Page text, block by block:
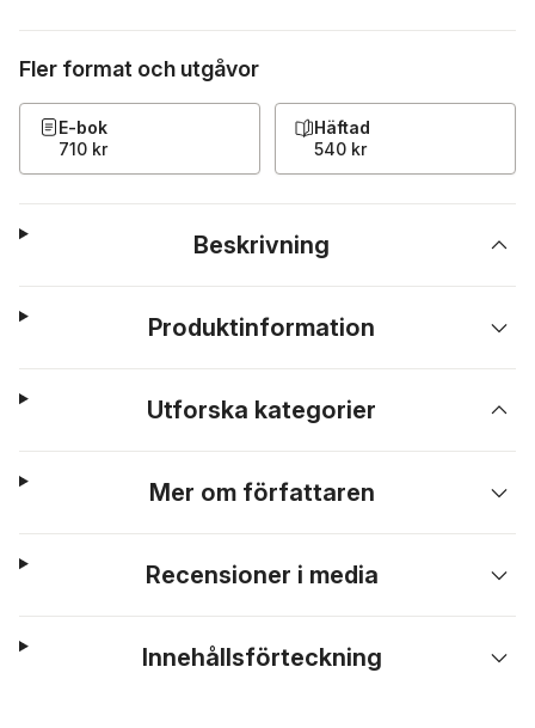
Fler format och utgåvor
E-bok
710 kr
Häftad
540 kr
Beskrivning
Produktinformation
Utforska kategorier
Mer om författaren
Recensioner i media
Innehållsförteckning